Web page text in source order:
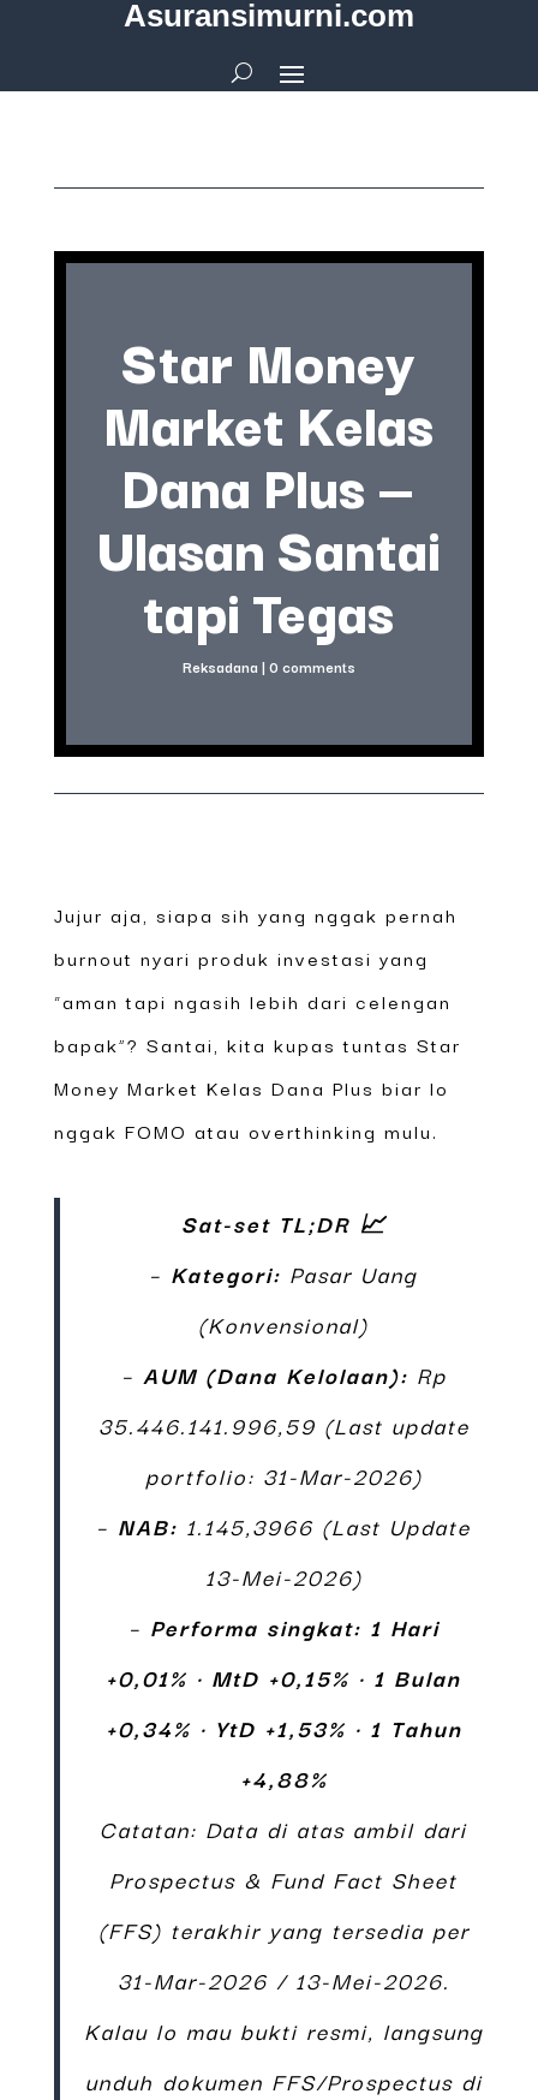
Asuransimurni.com
Star Money
Market Kelas
Dana Plus —
Ulasan Santai
tapi Tegas
Reksadana | 0 comments
Jujur aja, siapa sih yang nggak pernah
burnout nyari produk investasi yang
“aman tapi ngasih lebih dari celengan
bapak”? Santai, kita kupas tuntas Star
Money Market Kelas Dana Plus biar lo
nggak FOMO atau overthinking mulu.
Sat-set TL;DR 📈
– Kategori: Pasar Uang
(Konvensional)
– AUM (Dana Kelolaan): Rp
35.446.141.996,59 (Last update
portfolio: 31-Mar-2026)
– NAB: 1.145,3966 (Last Update
13-Mei-2026)
– Performa singkat: 1 Hari
+0,01% · MtD +0,15% · 1 Bulan
+0,34% · YtD +1,53% · 1 Tahun
+4,88%
Catatan: Data di atas ambil dari
Prospectus & Fund Fact Sheet
(FFS) terakhir yang tersedia per
31-Mar-2026 / 13-Mei-2026.
Kalau lo mau bukti resmi, langsung
unduh dokumen FFS/Prospectus di